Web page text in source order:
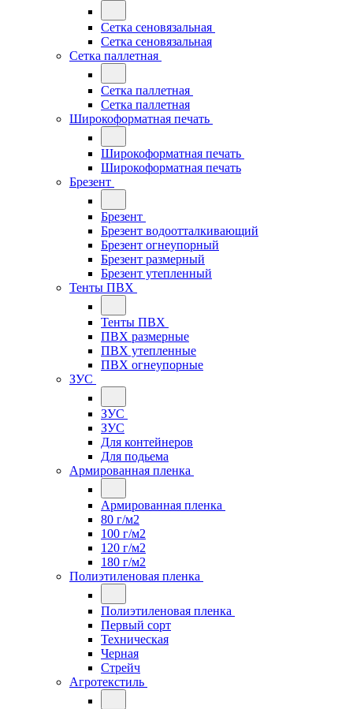
Сетка сеновязальная
Сетка сеновязальная
Сетка паллетная
Сетка паллетная
Сетка паллетная
Широкоформатная печать
Широкоформатная печать
Широкоформатная печать
Брезент
Брезент
Брезент водоотталкивающий
Брезент огнеупорный
Брезент размерный
Брезент утепленный
Тенты ПВХ
Тенты ПВХ
ПВХ размерные
ПВХ утепленные
ПВХ огнеупорные
ЗУС
ЗУС
ЗУС
Для контейнеров
Для подьема
Армированная пленка
Армированная пленка
80 г/м2
100 г/м2
120 г/м2
180 г/м2
Полиэтиленовая пленка
Полиэтиленовая пленка
Первый сорт
Техническая
Черная
Стрейч
Агротекстиль